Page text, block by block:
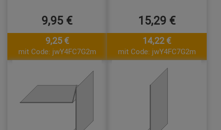
9,95 €
9,25 €
mit Code: jwY4FC7G2m
15,29 €
14,22 €
mit Code: jwY4FC7G2m